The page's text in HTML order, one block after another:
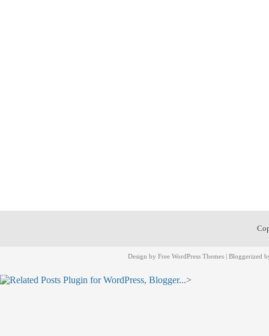
Design by Free WordPress Themes | Bloggerized
>